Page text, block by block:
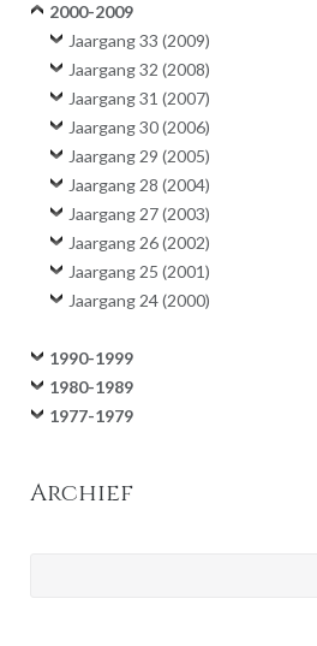
2000-2009
Jaargang 33 (2009)
Jaargang 32 (2008)
Jaargang 31 (2007)
Jaargang 30 (2006)
Jaargang 29 (2005)
Jaargang 28 (2004)
Jaargang 27 (2003)
Jaargang 26 (2002)
Jaargang 25 (2001)
Jaargang 24 (2000)
1990-1999
1980-1989
1977-1979
Archief